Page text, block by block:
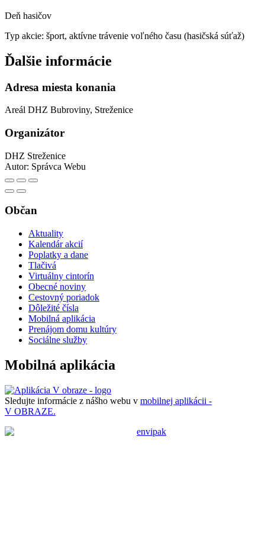
Deň hasičov
Typ akcie: šport, aktívne trávenie voľného času (hasičská súťaž)
Ďalšie informácie
Adresa miesta konania
Areál DHZ Bubroviny, Streženice
Organizátor
DHZ Streženice
Autor: Správca Webu
Občan
Aktuality
Kalendár akcií
Poplatky a dane
Tlačivá
Virtuálny cintorín
Obecné noviny
Cestovný poriadok
Dôležité čísla
Mobilná aplikácia
Prenájom domu kultúry
Sociálne služby
Mobilná aplikácia
Sledujte informácie z nášho webu v mobilnej aplikácii -
V OBRAZE.